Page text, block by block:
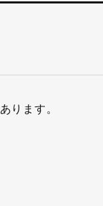
ります。